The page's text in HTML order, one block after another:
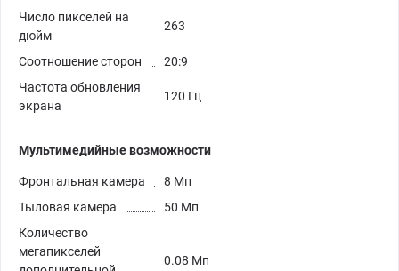
Число пикселей на
дюйм
263
Соотношение сторон
20:9
Частота обновления
экрана
120 Гц
Мультимедийные возможности
Фронтальная камера
8 Мп
Тыловая камера
50 Мп
Количество
мегапикселей
0.08 Мп